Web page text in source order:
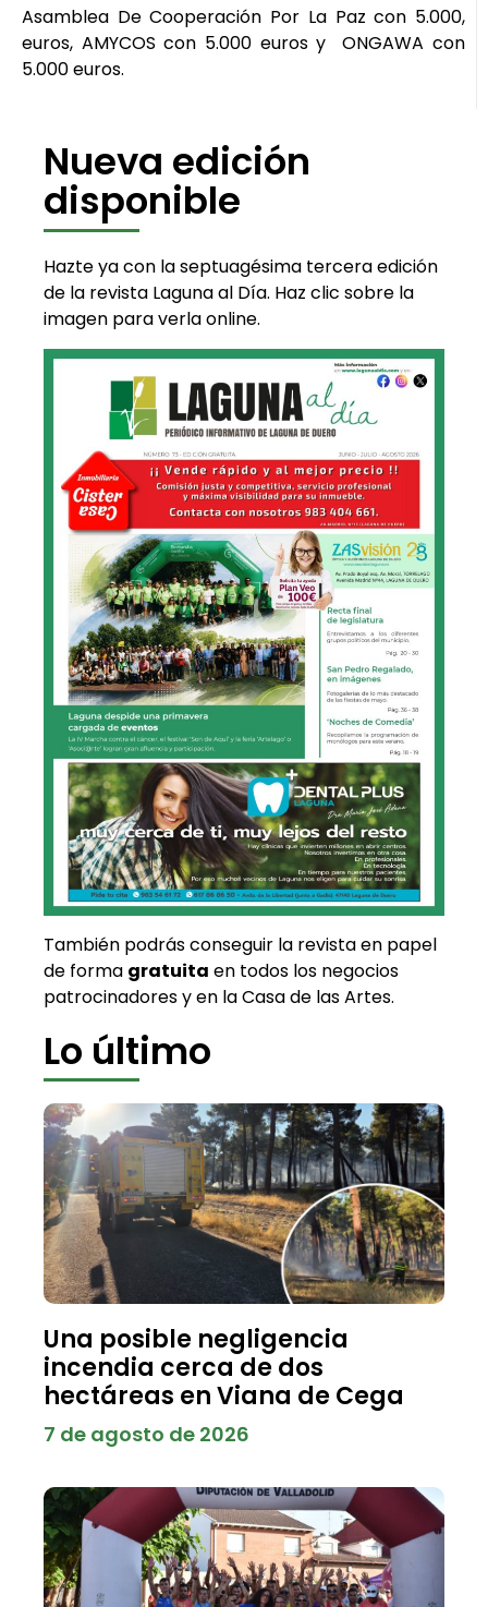
Asamblea De Cooperación Por La Paz con 5.000,
euros, AMYCOS con 5.000 euros y ONGAWA con
5.000 euros.
Nueva edición
disponible
Hazte ya con la septuagésima tercera edición
de la revista Laguna al Día. Haz clic sobre la
imagen para verla online.
También podrás conseguir la revista en papel
de forma gratuita en todos los negocios
patrocinadores y en la Casa de las Artes.
Lo último
Una posible negligencia
incendia cerca de dos
hectáreas en Viana de Cega
7 de agosto de 2026